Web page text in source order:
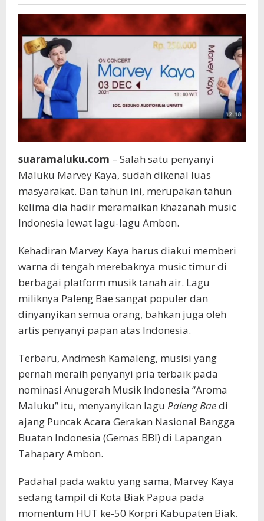
suaramaluku.com – Salah satu penyanyi
Maluku Marvey Kaya, sudah dikenal luas
masyarakat. Dan tahun ini, merupakan tahun
kelima dia hadir meramaikan khazanah music
Indonesia lewat lagu-lagu Ambon.
Kehadiran Marvey Kaya harus diakui memberi
warna di tengah merebaknya music timur di
berbagai platform musik tanah air. Lagu
miliknya Paleng Bae sangat populer dan
dinyanyikan semua orang, bahkan juga oleh
artis penyanyi papan atas Indonesia.
Terbaru, Andmesh Kamaleng, musisi yang
pernah meraih penyanyi pria terbaik pada
nominasi Anugerah Musik Indonesia “Aroma
Maluku” itu, menyanyikan lagu Paleng Baedi
ajang Puncak Acara Gerakan Nasional Bangga
Buatan Indonesia (Gernas BBI) di Lapangan
Tahapary Ambon.
Padahal pada waktu yang sama, Marvey Kaya
sedang tampil di Kota Biak Papua pada
momentum HUT ke-50 Korpri Kabupaten Biak.